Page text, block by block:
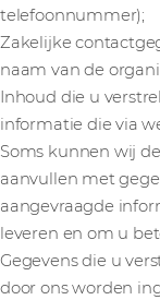
telefoonnummer);
Zakelijke
naam van de
Inhoud die u
informatie die via
Soms kunnen wij
aanvullen met
aangevraagde
leveren en om u
Gegevens die u
door ons worden